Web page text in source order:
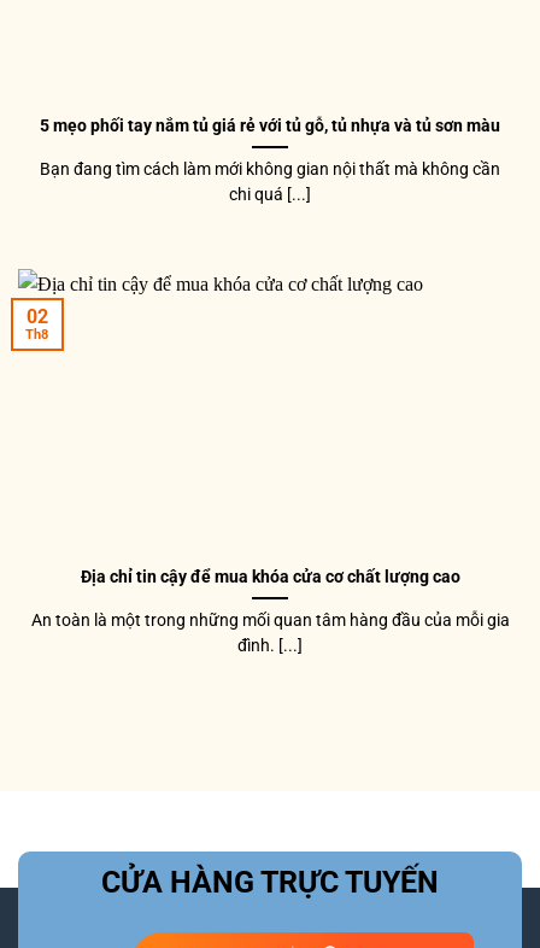
5 mẹo phối tay nắm tủ giá rẻ với tủ gỗ, tủ nhựa và tủ sơn màu
Bạn đang tìm cách làm mới không gian nội thất mà không cần
chi quá [...]
Địa chỉ tin cậy để mua khóa cửa cơ chất lượng cao
An toàn là một trong những mối quan tâm hàng đầu của mỗi gia
đình. [...]
02
Th8
CỬA HÀNG TRỰC TUYẾN